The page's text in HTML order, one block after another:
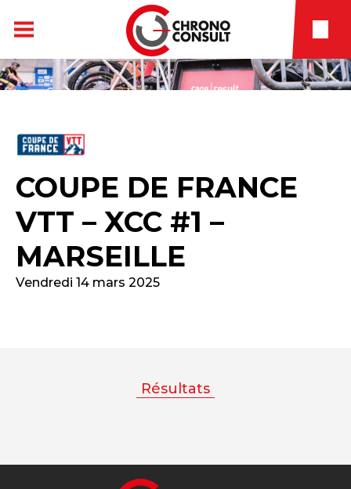
COUPE DE FRANCE
VTT – XCC #1 –
MARSEILLE
Vendredi 14 mars 2025
Résultats